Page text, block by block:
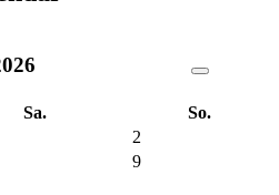
Sa.
So.
2
9